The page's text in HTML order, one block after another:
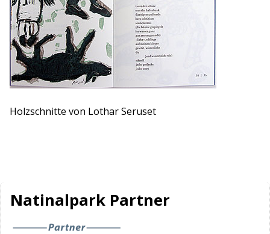
Holzschnitte von Lothar Seruset
Natinalpark Partner